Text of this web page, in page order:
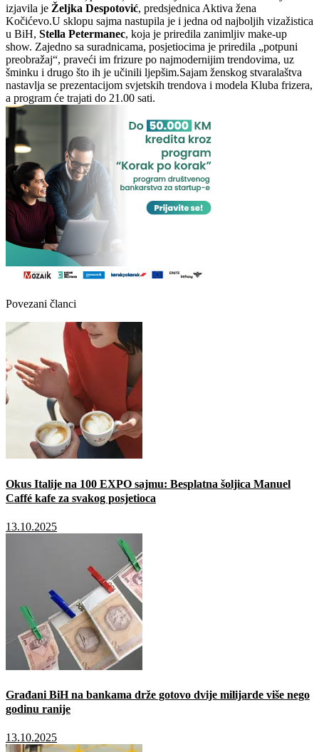
izjavila je Željka Despotović, predsjednica Aktiva žena
Kočićevo.U sklopu sajma nastupila je i jedna od najboljih vizažistica
u BiH, Stella Petermanec, koja je priredila zanimljiv make-up
show. Zajedno sa suradnicama, posjetiocima je priredila „potpuni
preobražaj“, praveći im frizure po najmodernijim trendovima, uz
šminku i drugo što ih je učinili ljepšim.Sajam ženskog stvaralaštva
nastavlja se prezentacijom svjetskih trendova i modela Kluba frizera,
a program će trajati do 21.00 sati.
Povezani članci
Okus Italije na 100 EXPO sajmu: Besplatna šoljica Manuel
Caffé kafe za svakog posjetioca
13.10.2025
Građani BiH na bankama drže gotovo dvije milijarde više nego
godinu ranije
13.10.2025